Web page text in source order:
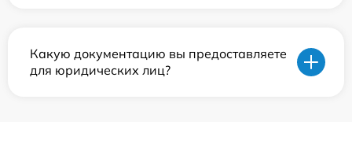
Какую документацию вы предоставляете
для юридических лиц?